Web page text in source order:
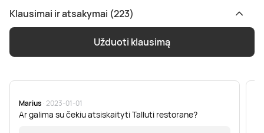
Klausimai ir atsakymai (223)
Užduoti klausimą
Marius · 2023-01-01
Ar galima su čekiu atsiskaityti Talluti restorane?